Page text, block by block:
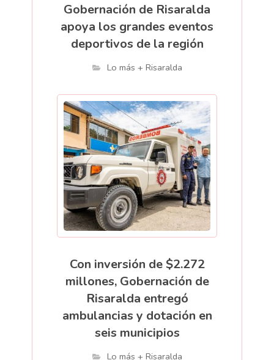
Gobernación de Risaralda
apoya los grandes eventos
deportivos de la región
Lo más + Risaralda
Con inversión de $2.272
millones, Gobernación de
Risaralda entregó
ambulancias y dotación en
seis municipios
Lo más + Risaralda